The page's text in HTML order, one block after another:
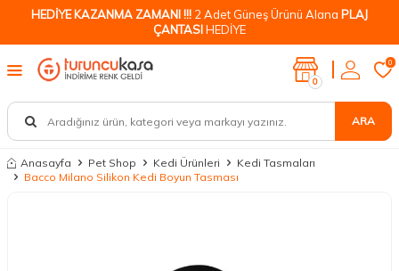
HEDİYE KAZANMA ZAMANI !!! 2 Adet Güneş Ürünü Alana PLAJ
ÇANTASIHEDİYE
ARA
0
0
Anasayfa Pet Shop Kedi Ürünleri
Kedi Tasmaları
Bacco Milano Silikon Kedi Boyun Tasması